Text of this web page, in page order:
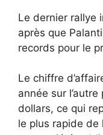
Le dernier rallye
après que
records pour le
Le chiffre
année sur
dollars, ce qui
le plus rapide de